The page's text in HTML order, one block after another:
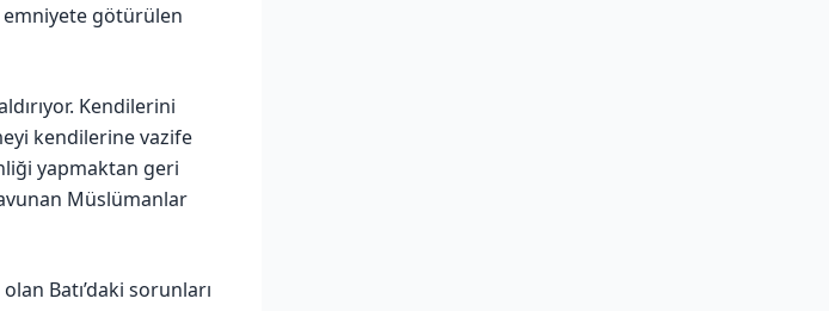
emniyete götürülen
Kendilerini
kendilerine vazife
yapmaktan geri
Müslümanlar
Batı’daki sorunları